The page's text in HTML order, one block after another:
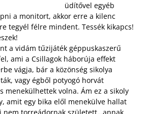
üdítővel egyéb
a monitort, akkor erre a kilenc
tegyél félre mindent. Tessék kikapcs!
a vidám tűzijáték géppuskaszerű
ami a Csillagok háborúja effekt
vágja, bár a közönség sikolya
vagy égből potyogó horvát
menekülhettek volna. Ám ez a sikoly
amit egy bika elől menekülve hallat